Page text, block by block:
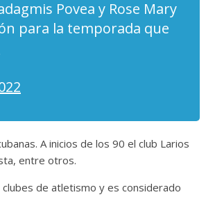
Povea y Rose Mary
para la temporada que
A inicios de los 90 el club Larios
entre otros.
clubes de atletismo y es considerado
interclasista en la alta
burguesía mexicana
30 diciembre, 2025
Julio Martínez Molina